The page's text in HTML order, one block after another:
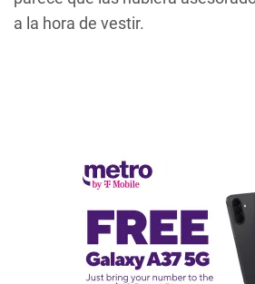
a la hora de vestir.